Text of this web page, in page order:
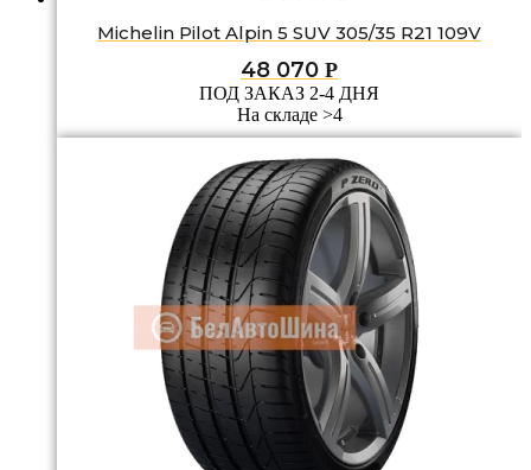
Michelin Pilot Alpin 5 SUV 305/35 R21 109V
48 070 Р
ПОД ЗАКАЗ 2-4 ДНЯ
На складе >4